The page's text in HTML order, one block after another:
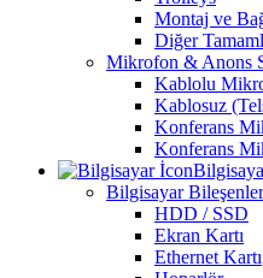
Montaj ve
Diğer
Mikrofon & Anons
Kablolu
Kablosuz
Konferans
Konferans
Bilgisayar
HDD / SSD
Ekran Kartı
Ethernet Kartı